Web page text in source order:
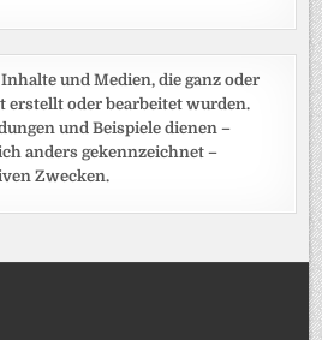
und Medien, die ganz oder
oder bearbeitet wurden.
und Beispiele dienen –
anders gekennzeichnet –
Zwecken.